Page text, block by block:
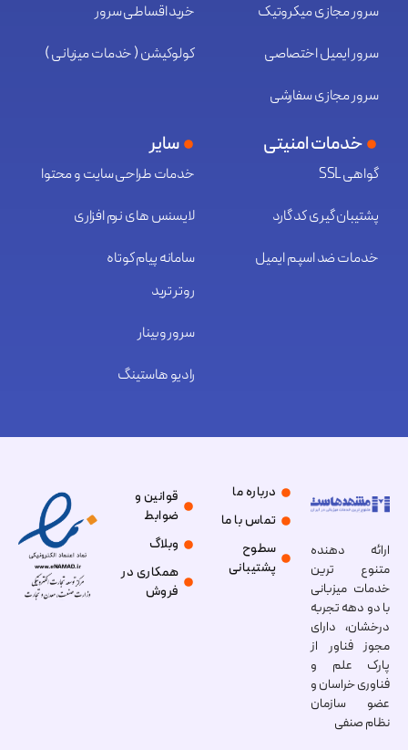
سرور مجازی میکروتیک
سرور ایمیل اختصاصی
سرور مجازی سفارشی
خرید اقساطی سرور
کولوکیشن ( خدمات میزبانی )
خدمات امنیتی
گواهی SSL
پشتیبان گیری کد گارد
خدمات ضد اسپم ایمیل
سایر
خدمات طراحی سایت و محتوا
لایسنس های نرم افزاری
سامانه پیام کوتاه
روتر ترید
سرور وبینار
رادیو هاستینگ
ارائه دهنده
متنوع ترین
خدمات میزبانی
با دو دهه تجربه
درخشان، دارای
مجوز فناور از
پارک علم و
فناوری خراسان و
عضو سازمان
نظام صنفی
درباره ما
تماس با ما
سطوح
پشتیبانی
قوانین و
ضوابط
وبلاگ
همکاری در
فروش